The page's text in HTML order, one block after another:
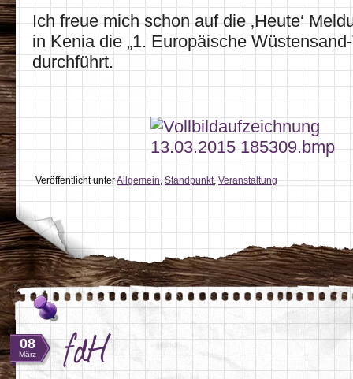
Ich freue mich schon auf die ‚Heute‘
in Kenia die „1. Europäische
durchführt.
Veröffentlicht unterAllgemein,Standpunkt,Veranstaltung
08
März fdH